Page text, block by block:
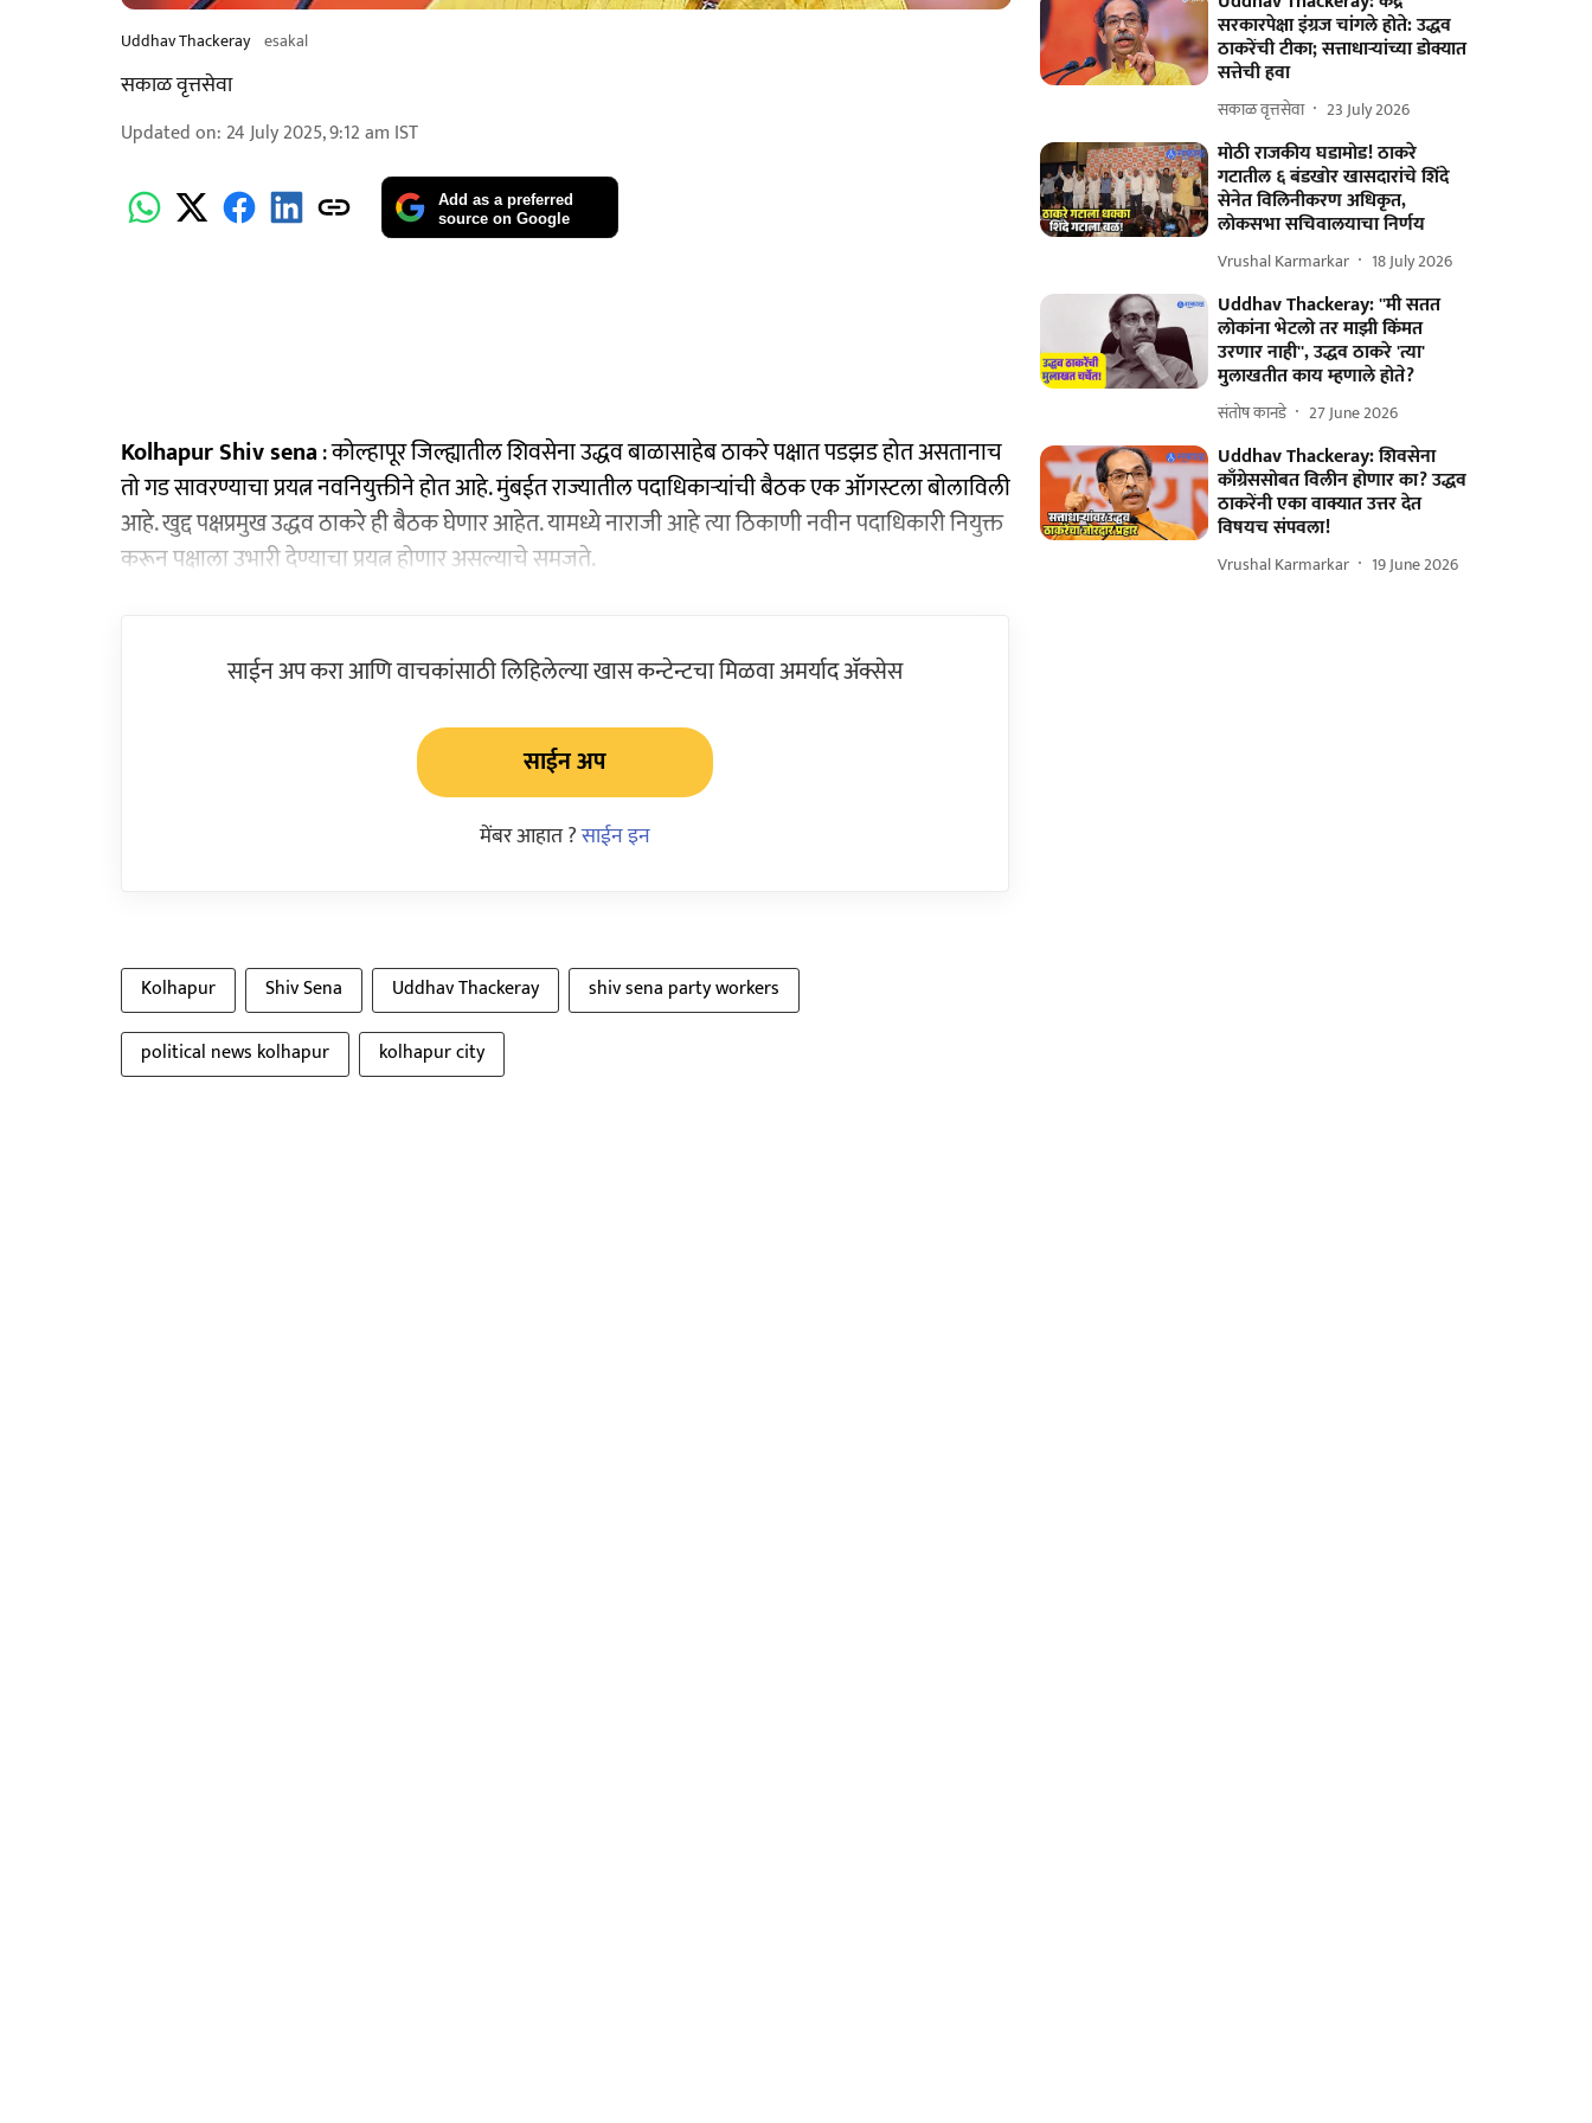
Uddhav Thackeray esakal
सकाळ वृत्तसेवा
Updated on: 24 July 2025, 9:12 am IST
Add as a preferred
source on Google
Kolhapur Shiv sena: कोल्हापूर जिल्ह्यातील शिवसेना उद्धव बाळासाहेब ठाकरे पक्षात पडझड होत असतानाच
तो गड सावरण्याचा प्रयत्न नवनियुक्तीने होत आहे. मुंबईत राज्यातील पदाधिकाऱ्यांची बैठक एक ऑगस्टला बोलाविली
आहे. खुद्द पक्षप्रमुख उद्धव ठाकरे ही बैठक घेणार आहेत. यामध्ये नाराजी आहे त्या ठिकाणी नवीन पदाधिकारी नियुक्त
करून पक्षाला उभारी देण्याचा प्रयत्न होणार असल्याचे समजते.
साईन अप करा आणि वाचकांसाठी लिहिलेल्या खास कन्टेन्टचा मिळवा अमर्याद ॲक्सेस
साईन अप
मेंबर आहात ?साईन इन
Kolhapur Shiv Sena Uddhav Thackeray
shiv sena party workers
political news kolhapur
kolhapur city
सरकारपेक्षा इंग्रज चांगले होते: उद्धव
ठाकरेंची टीका; सत्ताधाऱ्यांच्या डोक्यात
सत्तेची हवा
सकाळ वृत्तसेवा 23 July 2026
मोठी राजकीय घडामोड! ठाकरे
गटातील ६ बंडखोर खासदारांचे शिंदे
सेनेत विलिनीकरण अधिकृत,
लोकसभा सचिवालयाचा निर्णय
Vrushal Karmarkar 18 July 2026
Uddhav Thackeray: ''मी सतत
लोकांना भेटलो तर माझी किंमत
उरणार नाही'', उद्धव ठाकरे 'त्या'
मुलाखतीत काय म्हणाले होते?
संतोष कानडे 27 June 2026
Uddhav Thackeray: शिवसेना
काँग्रेससोबत विलीन होणार का? उद्धव
ठाकरेंनी एका वाक्यात उत्तर देत
विषयच संपवला!
Vrushal Karmarkar 19 June 2026